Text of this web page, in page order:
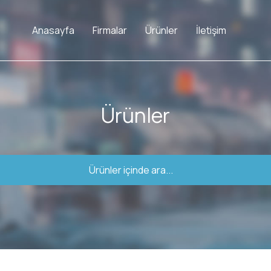
Anasayfa Firmalar Ürünler İletişim
Ürünler